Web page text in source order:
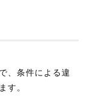
、条件による違
す。